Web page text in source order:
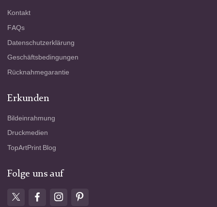
Kontakt
FAQs
Datenschutzerklärung
Geschäftsbedingungen
Rücknahmegarantie
Erkunden
Bildeinrahmung
Druckmedien
TopArtPrint Blog
Folge uns auf